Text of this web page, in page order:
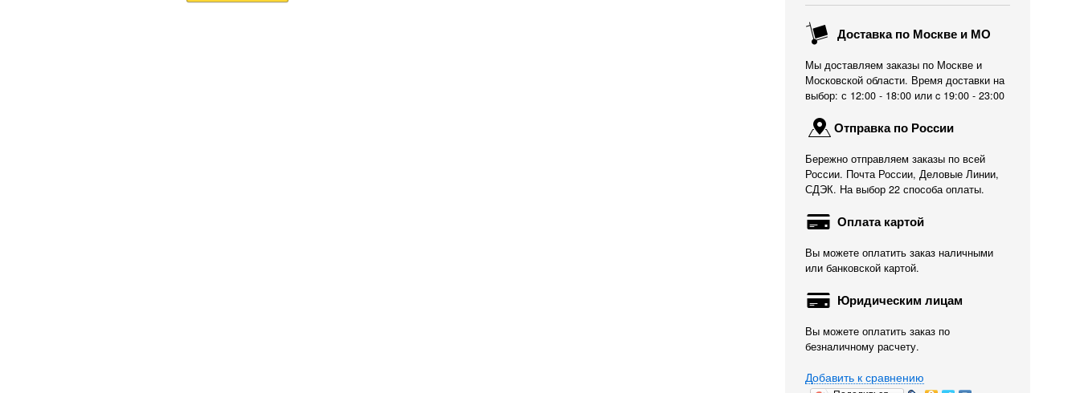
Доставка по Москве и МО
Мы доставляем заказы по Москве и
Московской области. Время доставки на
выбор: с 12:00 - 18:00 или c 19:00 - 23:00
Отправка по России
Бережно отправляем заказы по всей
России. Почта России, Деловые Линии,
СДЭК. На выбор 22 способа оплаты.
Оплата картой
Вы можете оплатить заказ наличными
или банковской картой.
Юридическим лицам
Вы можете оплатить заказ по
безналичному расчету.
Добавить к сравнению